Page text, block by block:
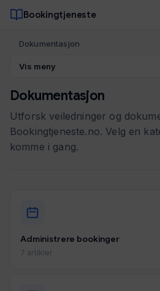
Bookingtjeneste
Dokumentasjon
Vis meny
Dokumentasjon
Utforsk veiledninger og
Bookingtjeneste.no. Velg en
komme i gang.
Administrere bookinger
7 artikler